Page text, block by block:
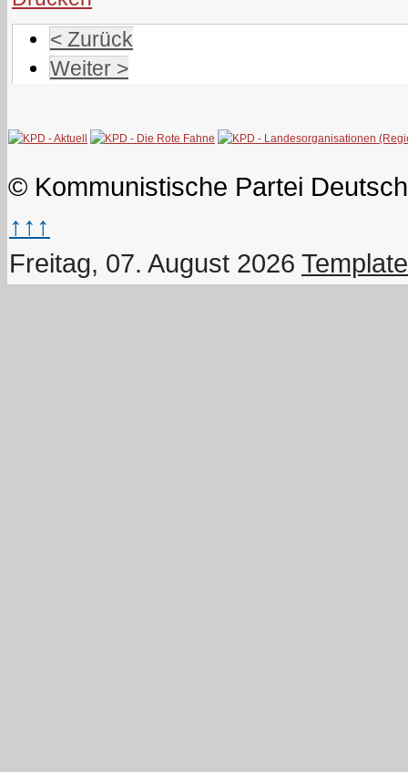
< Zurück
Weiter >
© Kommunistische Partei
↑↑↑
Freitag, 07. August 2026